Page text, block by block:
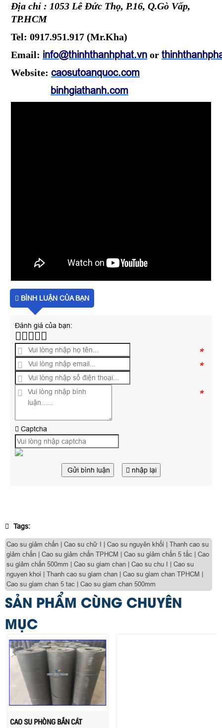
Địa chỉ : 1053 Lê Đức Thọ, P.16, Q.Gò Vấp,
TP.HCM
Tel: 0917.951.917 (Mr.Kha)
Email: info@thinhthanhphat.vn or
Website: caosutoanquoc.com
binhgiathanh.com
BÌNH LUẬN CỦA BẠN
Đánh giá của bạn:
*
*
*
Captcha
Gửi bình luận nhập lại
Tags:
Cao su giảm chấn | Cao su chữ I | Cao su nguyên khối | Thanh cao su
giảm chấn | Cao su giảm chấn TPHCM | Cao su giảm chấn 5 tấc | Cao
su giảm chấn 500mm | Cao su giam chan | Cao su chu I | Cao su
nguyen khoi | Thanh cao su giam chan | Cao su giam chan TPHCM |
Cao su giam chan 5 tac | Cao su giam chan 500mm
SẢN PHẨM CÙNG CHUYÊN
MỤC
CAO SU PHÒNG BẮN CÁT